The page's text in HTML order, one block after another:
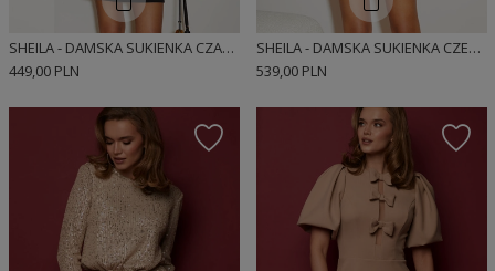
SHEILA - DAMSKA SUKIENKA CZARNA Z KOKARDKAMI I BUFIASTYMI RĘKAWAMI 'VANESSA BLACK'
449,00 PLN
SHEILA - DAMSKA SUKIENKA CZERWONA Z CEKINÓW Z WIĄZANIEM I ODKRYTYM BRZUCHEM MINI 'TIFFANY'
539,00 PLN